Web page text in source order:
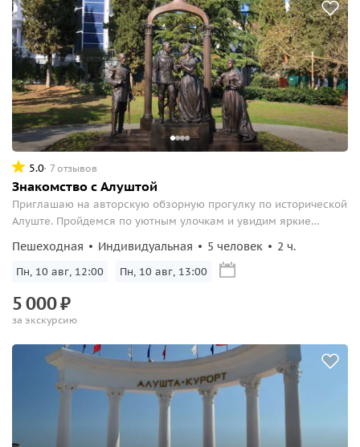
5.0 7 отзывов
Знакомство с Алуштой
Приглашаю на авторскую обзорную прогулку по исторической
Алуште. Пройдемся по уютным улочкам и увидим яркие
Пешеходная Индивидуальная 5 человек 2 ч.
Пн, 10 авг, 12:00 Пн, 10 авг, 13:00
5000₽
за экскурсию